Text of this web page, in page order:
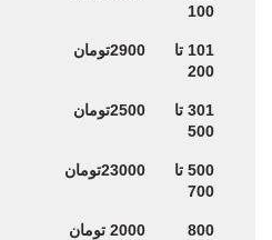
100
101 تا
200
2900تومان
301 تا
500
2500تومان
500 تا
700
23000تومان
800
2000 تومان